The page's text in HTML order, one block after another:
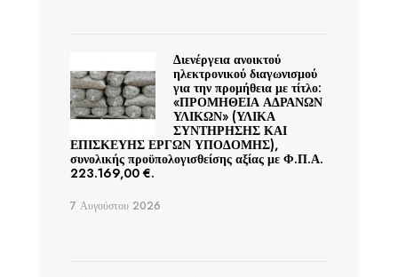
Διενέργεια ανοικτού
ηλεκτρονικού διαγωνισμού
για την προμήθεια με τίτλο:
«ΠΡΟΜΗΘΕΙΑ ΑΔΡΑΝΩΝ
ΥΛΙΚΩΝ» (ΥΛΙΚΑ
ΣΥΝΤΗΡΗΣΗΣ ΚΑΙ
ΕΠΙΣΚΕΥΗΣ ΕΡΓΩΝ ΥΠΟΔΟΜΗΣ),
συνολικής προϋπολογισθείσης αξίας με Φ.Π.Α.
223.169,00 €.
7 Αυγούστου 2026